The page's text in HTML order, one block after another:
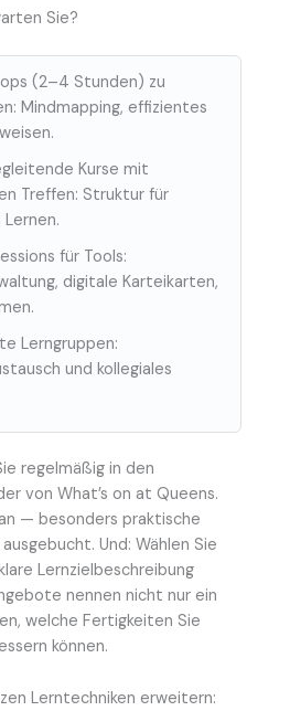
Sie?
(2–4 Stunden) zu
Mindmapping, effizientes
Kurse mit
Treffen: Struktur für
für Tools:
digitale Karteikarten,
Lerngruppen:
und kollegiales
regelmäßig in den
von What’s on at Queens.
— besonders praktische
Und: Wählen Sie
Lernzielbeschreibung
nennen nicht nur ein
welche Fertigkeiten Sie
können.
Lerntechniken erweitern: